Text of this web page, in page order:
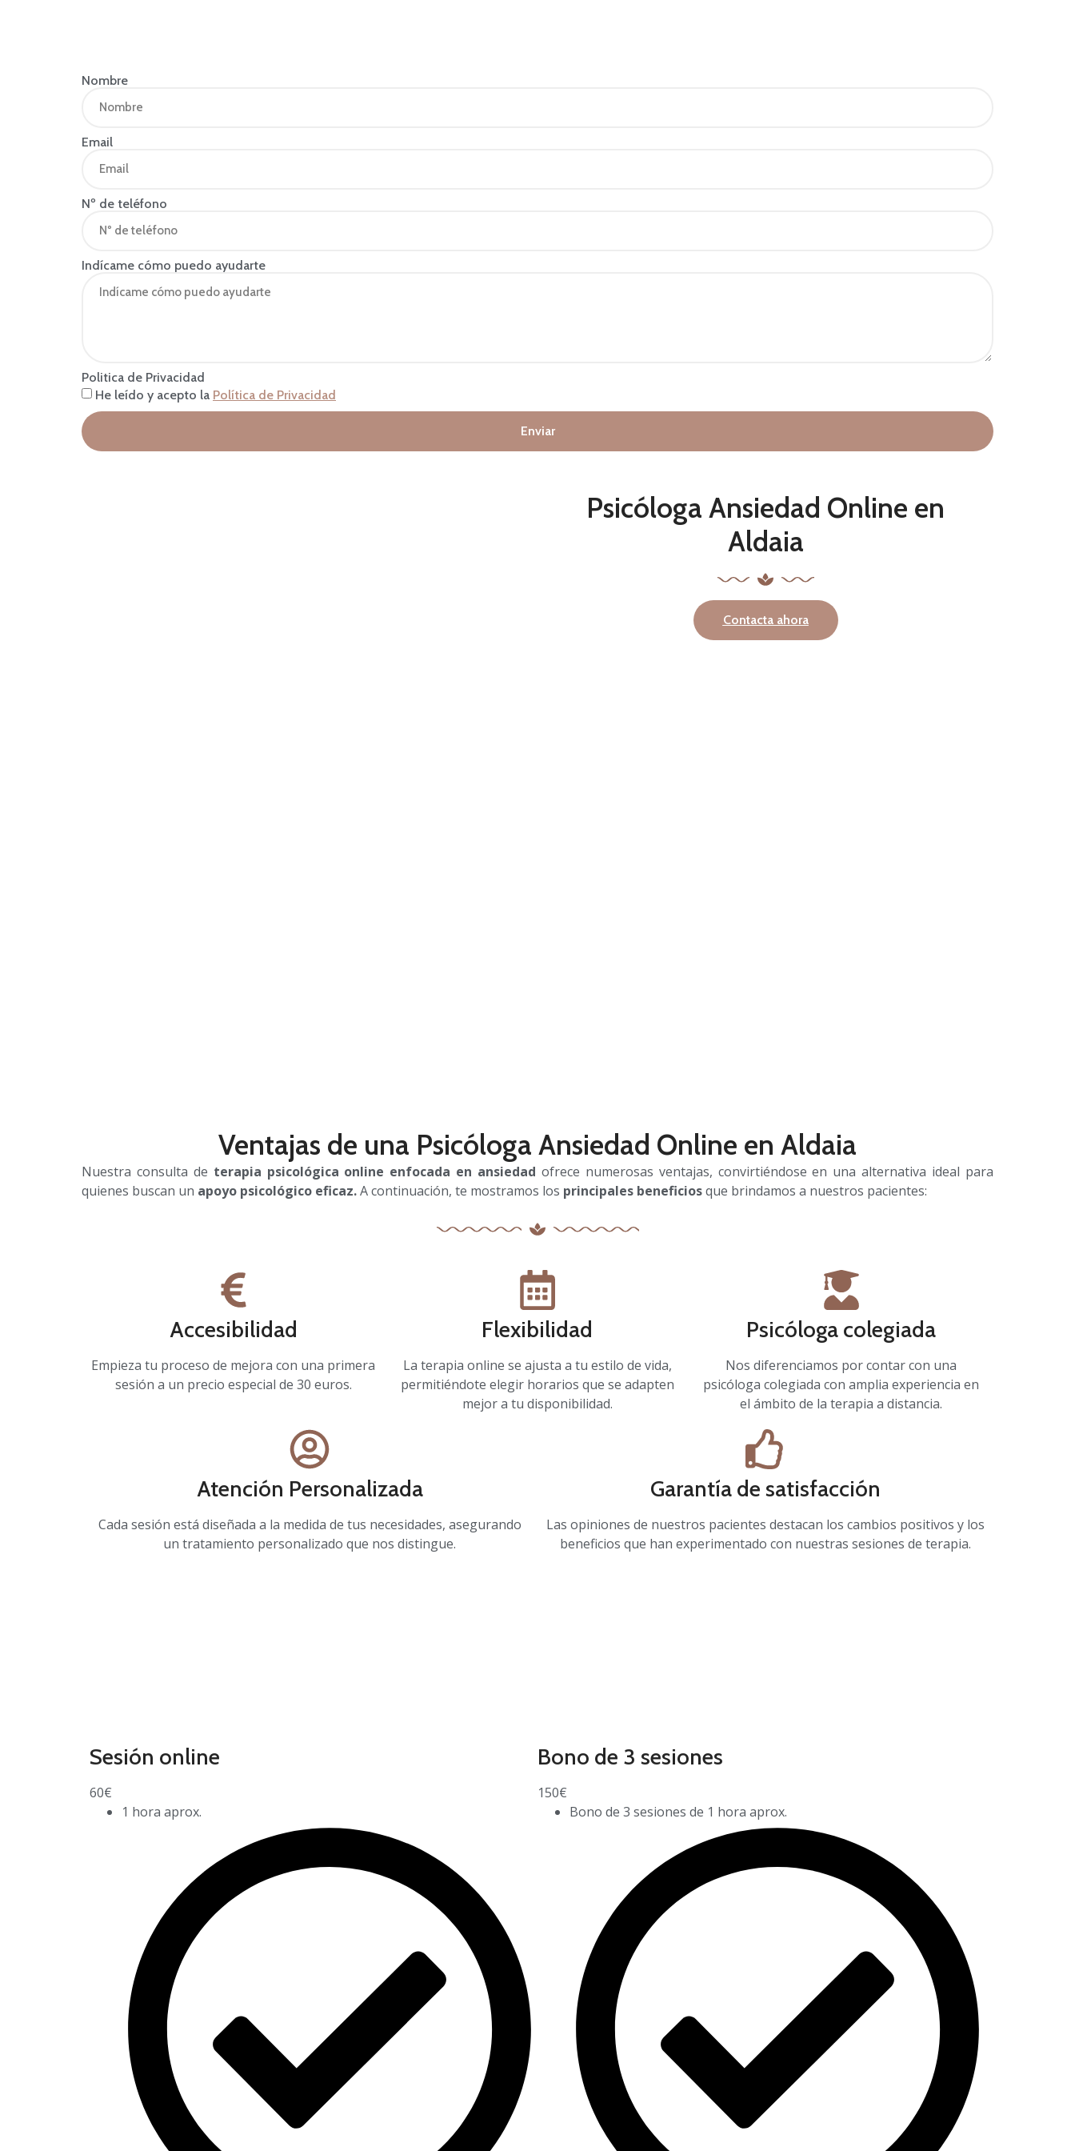
Nombre
Email
Nº de teléfono
Indícame cómo puedo ayudarte
Politica de Privacidad
He leído y acepto la Política de Privacidad
Enviar
Psicóloga Ansiedad Online en
Aldaia
Contacta ahora
Ventajas de una Psicóloga Ansiedad Online en Aldaia
Nuestra consulta de terapia psicológica online enfocada en ansiedad ofrece numerosas ventajas, convirtiéndose en una alternativa ideal para
quienes buscan un apoyo psicológico eficaz.A continuación, te mostramos los principales beneficiosque brindamos a nuestros pacientes:
Accesibilidad
Empieza tu proceso de mejora con una primera
sesión a un precio especial de 30 euros.
Flexibilidad
La terapia online se ajusta a tu estilo de vida,
permitiéndote elegir horarios que se adapten
mejor a tu disponibilidad.
Psicóloga colegiada
Nos diferenciamos por contar con una
psicóloga colegiada con amplia experiencia en
el ámbito de la terapia a distancia.
Atención Personalizada
Cada sesión está diseñada a la medida de tus necesidades, asegurando
un tratamiento personalizado que nos distingue.
Garantía de satisfacción
Las opiniones de nuestros pacientes destacan los cambios positivos y los
beneficios que han experimentado con nuestras sesiones de terapia.
Sesión online
60€
1 hora aprox.
Bono de 3 sesiones
150€
Bono de 3 sesiones de 1 hora aprox.